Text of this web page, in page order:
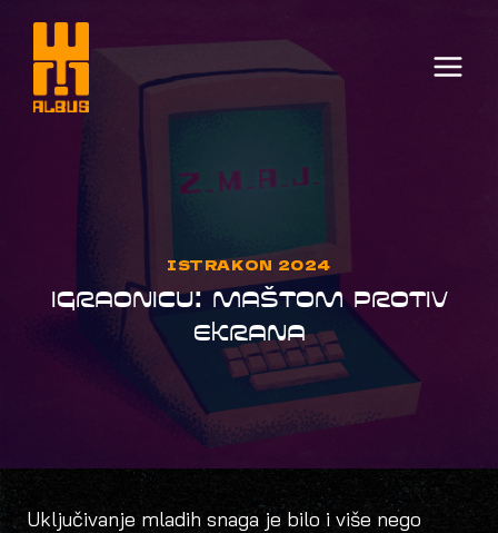
content
ISTRAKON 2024
IGRAONICU: MAŠTOM PROTIV
EKRANA
Uključivanje mladih snaga je bilo i više nego